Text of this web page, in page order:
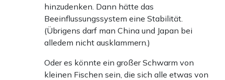
hinzudenken. Dann hätte das
Beeinflussungssystem eine Stabilität.
(Übrigens darf man China und Japan bei
alledem nicht ausklammern.)
Oder es könnte ein großer Schwarm von
kleinen Fischen sein, die sich alle etwas von